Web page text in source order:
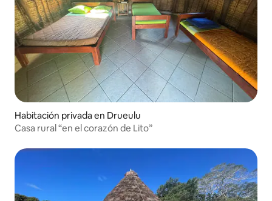
Habitación privada en Drueulu
Casa rural “en el corazón de Lito”